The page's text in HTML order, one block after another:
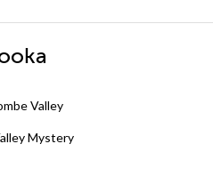
Valley
Mystery